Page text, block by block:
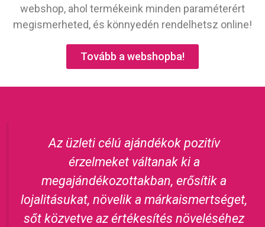
webshop, ahol termékeink minden paraméterért
megismerheted, és könnyedén rendelhetsz online!
Tovább a webshopba!
Az üzleti célú ajándékok pozitív
érzelmeket váltanak ki a
megajándékozottakban, erősítik a
lojalitásukat, növelik a márkaismertséget,
sőt közvetve az értékesítés növeléséhez